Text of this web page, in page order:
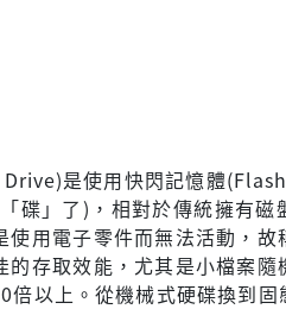
是使用快閃記憶體
碟」了)，相對於傳統擁有磁
用電子零件而無法活動，故
存取效能，尤其是小檔案隨
倍以上。從機械式硬碟換到